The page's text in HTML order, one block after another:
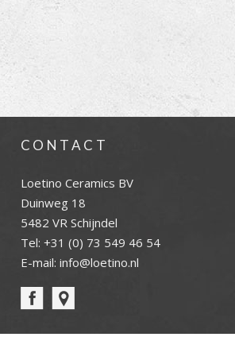
CONTACT
Loetino Ceramics BV
Duinweg 18
5482 VR Schijndel
Tel: +31 (0) 73 549 46 54
E-mail: info@loetino.nl